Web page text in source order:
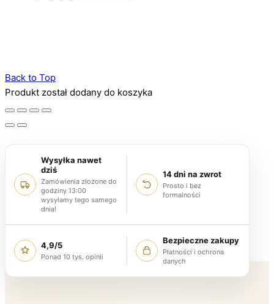
Back to Top
Produkt został dodany do koszyka
Wysyłka nawet
dziś
Zamówienia złożone do
godziny 13:00
wysyłamy tego samego
dnia!
14 dni na zwrot
Prosto i bez
formalności
4,9/5
Ponad 10 tys. opinii
Bezpieczne zakupy
Płatności i ochrona
danych